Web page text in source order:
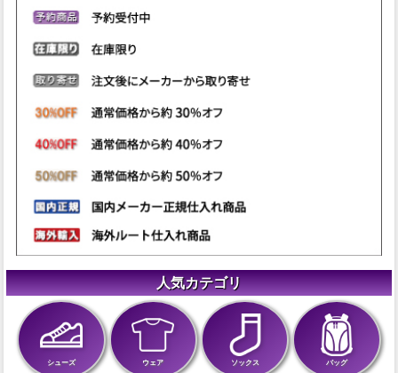
人気カテゴリ
シューズ ウェア ソックス バッグ